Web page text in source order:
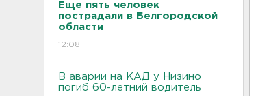
Еще пять человек
пострадали в Белгородской
области
12:08
В аварии на КАД у Низино
погиб 60-летний водитель